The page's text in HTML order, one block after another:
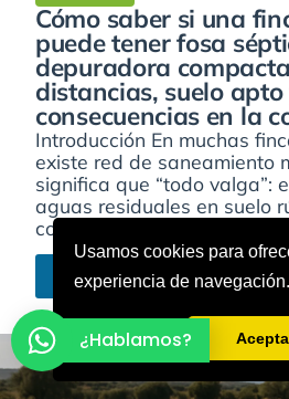
Usamos cookies para
experiencia de navegación.
Cómo saber si una
puede tener fosa
depuradora
distancias, suelo apto
consecuencias en la
Introducción En muchas
existe red de saneamiento
significa que “todo valga”:
aguas residuales en suelo
condicionado por permisos,...
Leer más
¿Hablamos?